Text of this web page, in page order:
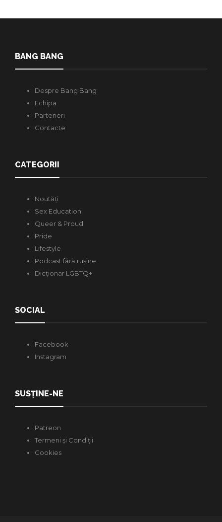
BANG BANG
Despre Bang Bang
Echipa
Parteneri
Contacte
CATEGORII
Noutăți
Sex Education
Queer & Proud
Pride
Lifestyle
Podcast fără rușine
Dicționar LGBTQ+
SOCIAL
Facebook
Instagram
SUSȚINE-NE
Patreon
Termeni și Condiții
Cookies